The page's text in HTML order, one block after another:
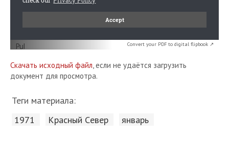
Convert your PDF to digital flipbook ↗
Скачать исходный файл, если не удаётся загрузить
документ для просмотра.
Теги материала:
1971 Красный Cевер январь